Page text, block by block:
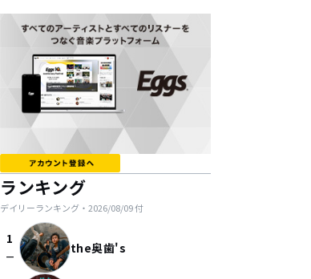
ランキング
デイリーランキング・ 2026/08/09付
1
check_indeterminate_small the奥歯's